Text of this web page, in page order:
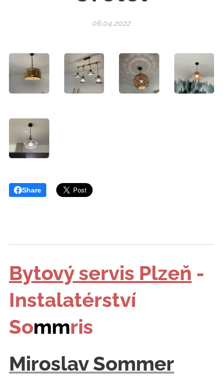
06.04.2022
Share
Bytový servis Plzeň -
Instalatérství
Sommris
Miroslav Sommer